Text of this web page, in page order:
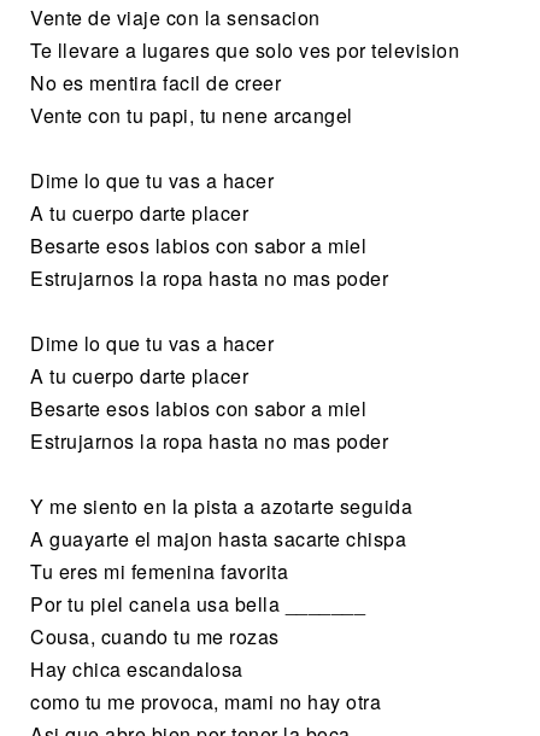
Vente de viaje con la sensacion
Te llevare a lugares que solo ves por television
No es mentira facil de creer
Vente con tu papi, tu nene arcangel
Dime lo que tu vas a hacer
A tu cuerpo darte placer
Besarte esos labios con sabor a miel
Estrujarnos la ropa hasta no mas poder
Dime lo que tu vas a hacer
A tu cuerpo darte placer
Besarte esos labios con sabor a miel
Estrujarnos la ropa hasta no mas poder
Y me siento en la pista a azotarte seguida
A guayarte el majon hasta sacarte chispa
Tu eres mi femenina favorita
Por tu piel canela usa bella _______
Cousa, cuando tu me rozas
Hay chica escandalosa
como tu me provoca, mami no hay otra